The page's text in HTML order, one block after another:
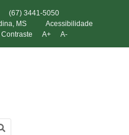
(67) 3441-5050
MS
Acessibilidade
A+ A-